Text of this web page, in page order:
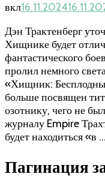
вкл16.11.2024
Дэн Трактенберг
Хищнике будет
фантастического
пролил немного
«Хищник:
больше посвящен
озотнику, чего не
журналу Empire
будет находиться «в …
Пагинация